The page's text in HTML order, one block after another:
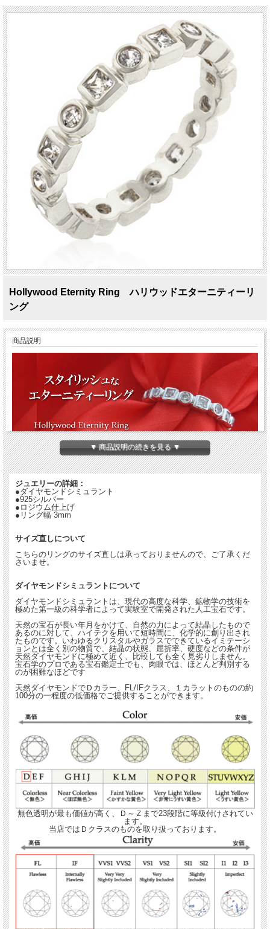
Hollywood Eternity Ring ハリウッドエターニティーリ
ング
商品説明
ハリウッドエターニティーリング
ダイヤモンドはベゼルセットされているの
で、
ジュエリーです。
重ね付けするのも素敵です。
★☆違った角度からみたジュエリーの魅力をお伝えします。☆★
▼ 商品説明の続きを見る ▼
ジュエリーの詳細：
●ダイヤモンドシミュラント
●925シルバー
●ロジウム仕上げ
●リング幅 3mm
サイズ直しについて
こちらのリングのサイズ直しは承っておりませんので、ご了承くだ
さいませ。
ダイヤモンドシミュラントについて
ダイヤモンドシミュラントは、現代の高度な科学、鉱物学の技術を
極めた第一級の科学者によって実験室で開発された人工宝石です。
天然の宝石が長い年月をかけて、自然の力によって結晶したもので
あるのに対して、ハイテクを用いて短時間に、化学的に創り出され
たものです。いわゆるクリスタルやガラスでできているイミテーシ
ョンとは全く別の物質で、結晶の状態、屈折率、硬度などの条件が
天然ダイヤモンドに極めて近く、比較しても全く見劣りしません。
宝石学のプロである宝石鑑定士でも、肉眼では、ほとんど判別する
のが困難なほどです
天然ダイヤモンドでＤカラー、FL/IFクラス、１カラットのものの約
100分の一程度の低価格でご提供することができます。
無色透明が最も価値が高く、Ｄ～Ｚまで23段階に等級付けされてい
ます。
当店ではＤクラスのものを取り扱っております。